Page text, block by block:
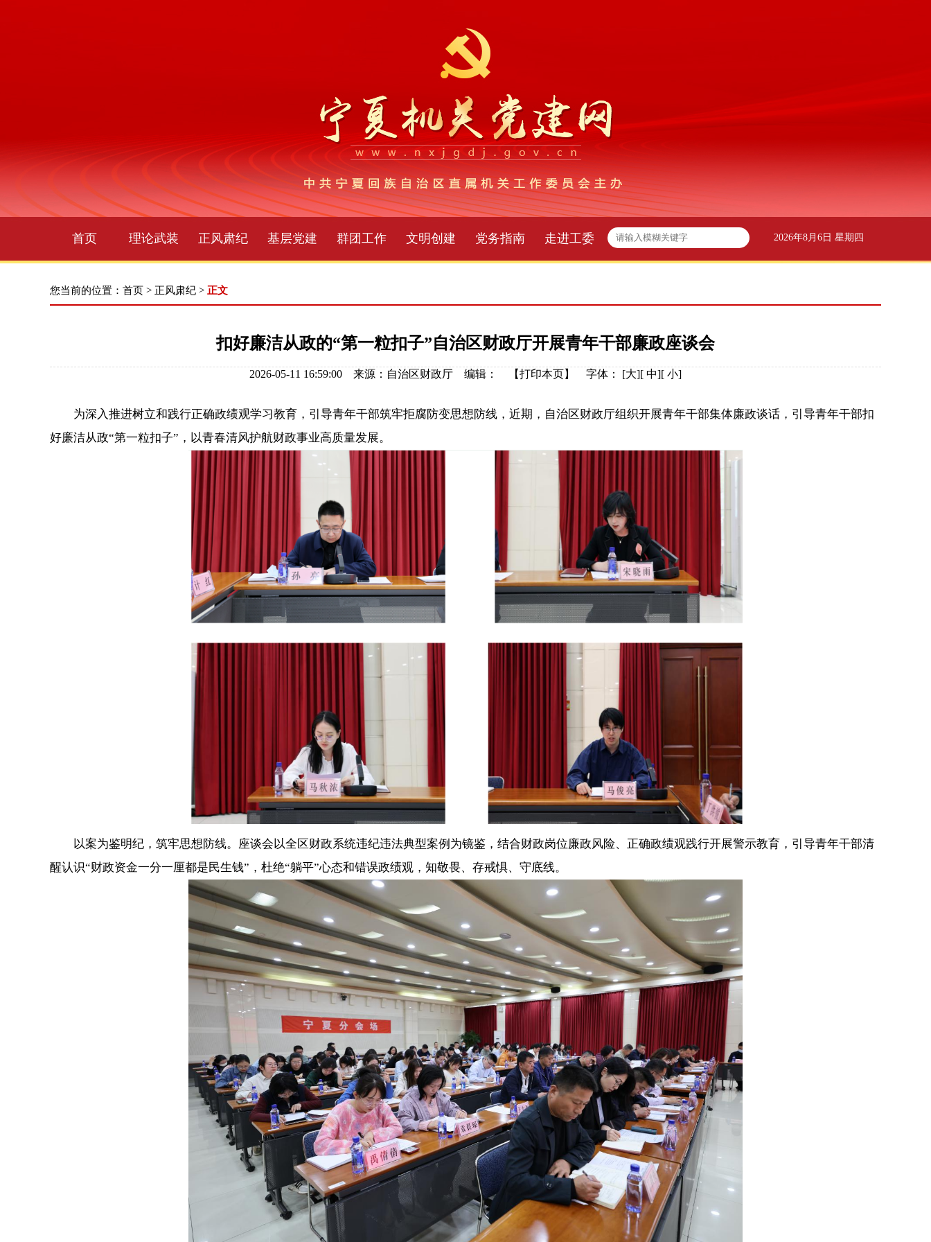
首页 理论武装 正风肃纪 基层党建 群团工作 文明创建 党务指南 走进工委 2026年8月6日 星期四
您当前的位置： 首页 > 正风肃纪 > 正文
扣好廉洁从政的“第一粒扣子”自治区财政厅开展青年干部廉政座谈会
2026-05-11 16:59:00 来源：自治区财政厅 编辑： 【打印本页】 字体： [大][ 中][ 小]
为深入推进树立和践行正确政绩观学习教育，引导青年干部筑牢拒腐防变思想防线，近期，自治区财政厅组织开展青年干部集体廉政谈话，引导青年干部扣
好廉洁从政“第一粒扣子”，以青春清风护航财政事业高质量发展。
以案为鉴明纪，筑牢思想防线。座谈会以全区财政系统违纪违法典型案例为镜鉴，结合财政岗位廉政风险、正确政绩观践行开展警示教育，引导青年干部清
醒认识“财政资金一分一厘都是民生钱”，杜绝“躺平”心态和错误政绩观，知敬畏、存戒惧、守底线。